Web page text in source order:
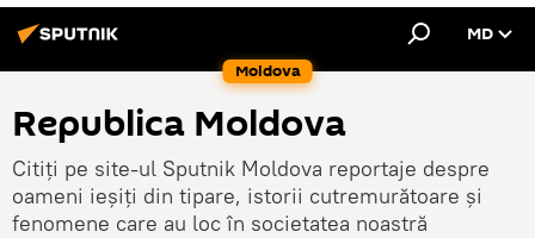
Moldova
MD
Republica Moldova
Citiți pe site-ul Sputnik Moldova reportaje despre
oameni ieșiți din tipare, istorii cutremurătoare și
fenomene care au loc în societatea noastră